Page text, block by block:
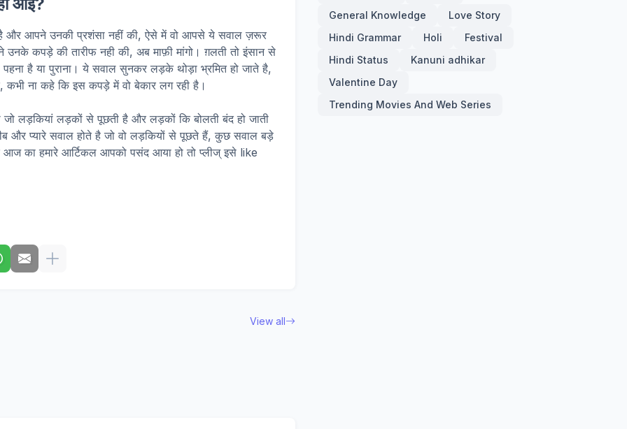
और आपने उनकी प्रशंसा नहीं की, ऐसे में वो आपसे ये सवाल ज़रूर
कपड़े की तारीफ नही की, अब माफ़ी मांगो। ग़लती तो इंसान से
है या पुराना। ये सवाल सुनकर लड़के थोड़ा भ्रमित हो जाते है,
ना कहे कि इस कपड़े में वो बेकार लग रही है।
लड़कियां लड़कों से पूछती है और लड़कों कि बोलती बंद हो जाती
प्यारे सवाल होते है जो वो लड़कियों से पूछते हैं, कुछ सवाल बड़े
का हमारे आर्टिकल आपको पसंद आया हो तो प्लीज् इसे like
View all
General Knowledge
Love Story
Hindi Grammar
Holi
Festival
Hindi Status
Kanuni adhikar
Valentine Day
Trending Movies And Web Series